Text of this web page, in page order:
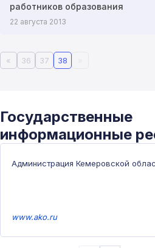
работников образования
22 августа 2013
« 36 37 38
Государственные
информационные
Администрация Кемеровской
www.ako.ru